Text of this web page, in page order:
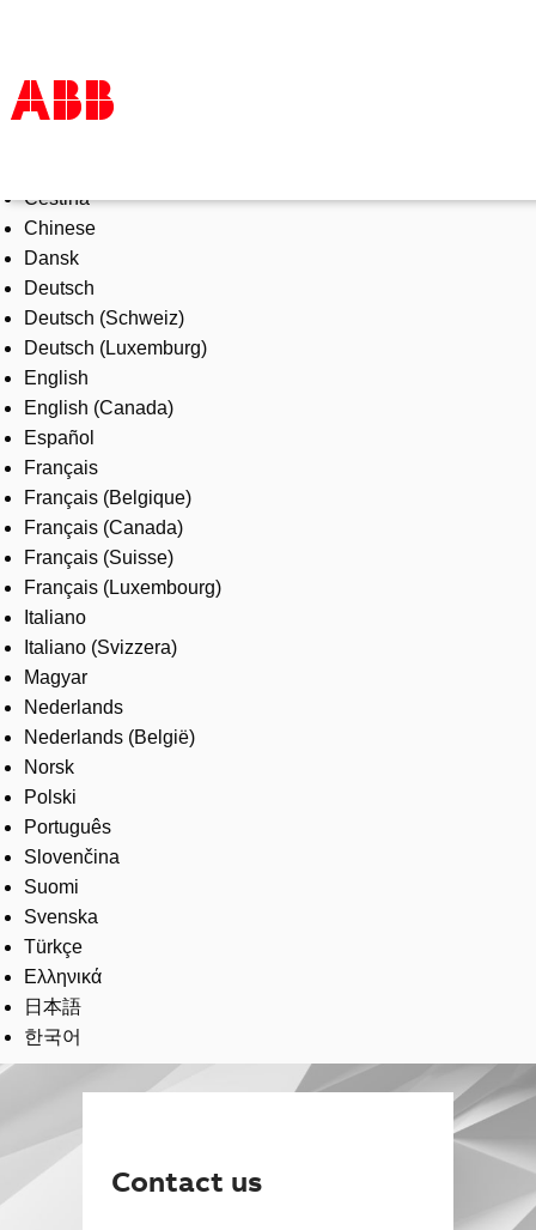
Products & Solutions
Industries
Services
About us
Where to buy
Contact us
Careers
Čeština
Chinese
Dansk
Deutsch
Deutsch (Schweiz)
Deutsch (Luxemburg)
English
English (Canada)
Español
Français
Français (Belgique)
Français (Canada)
Français (Suisse)
Français (Luxembourg)
Italiano
Italiano (Svizzera)
Magyar
Nederlands
Nederlands (België)
Norsk
Polski
Português
Slovenčina
Suomi
Svenska
Türkçe
Ελληνικά
日本語
한국어
Contact us